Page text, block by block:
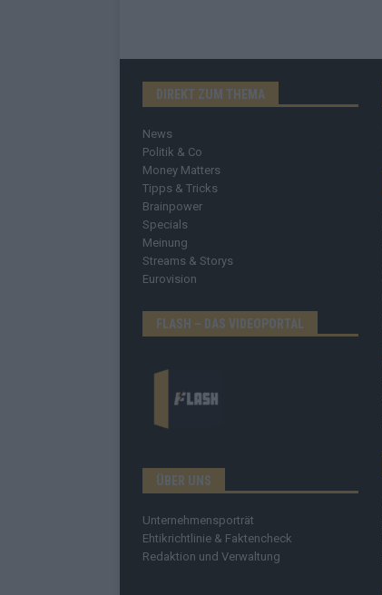
DIREKT ZUM THEMA
News
Politik & Co
Money Matters
Tipps & Tricks
Brainpower
Specials
Meinung
Streams & Storys
Eurovision
FLASH – DAS VIDEOPORTAL
ÜBER UNS
Unternehmensporträt
Ehtikrichtlinie & Faktencheck
Redaktion und Verwaltung